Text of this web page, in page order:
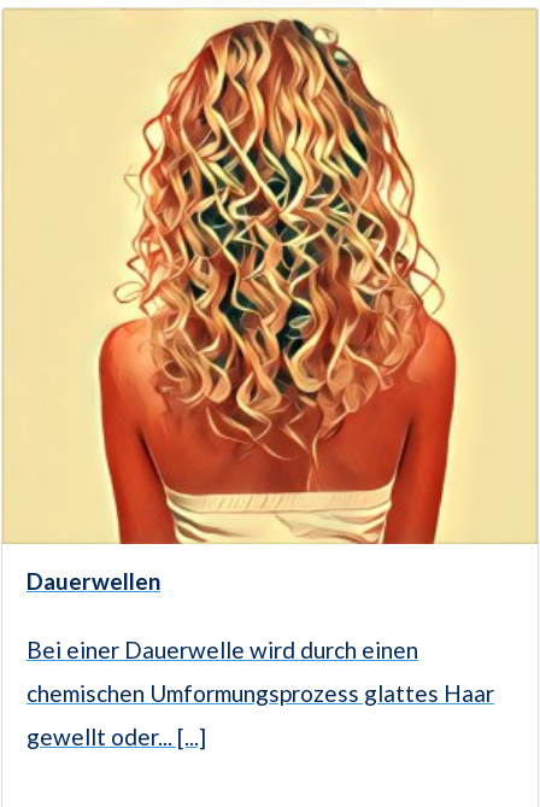
Dauerwellen
Bei einer Dauerwelle wird durch einen
chemischen Umformungsprozess glattes Haar
gewellt oder... [...]